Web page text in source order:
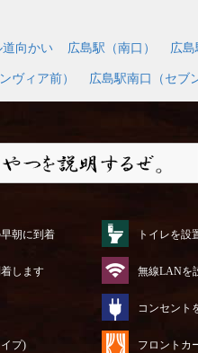
向かい 広島駅（南口） 広島
ヴィア前） 広島駅南口（セブ
朝に到着
します
プ)
トイレを設
無線LANを
コンセント
フロントカ